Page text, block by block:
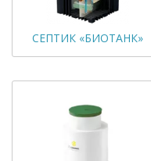
СЕПТИК «БИОТАНК»